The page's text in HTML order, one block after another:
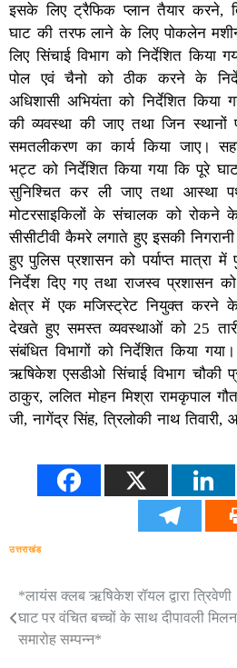
इसके लिए ट्रैफिक प्लान तैयार करने,
घाट की तरफ लाने के लिए पोकलेन
लिए सिंचाई विभाग को निर्देशित
पोल एवं चैनो को ठीक करने के
अधिशासी अभियंता को निर्देशित किया
की व्यवस्था की जाए तथा जिन
समतलीकरण का कार्य किया जाए।
भट्ट को निर्देशित किया गया कि पूरे
सुनिश्चित कर ली जाए तथा आस्था
मोटरसाइकिलों के संचालक को रोकने
सीसीटीवी कैमरे लगाते हुए इसकी
हुए पुलिस प्रशासन को पर्याप्त मात्रा
निर्देश दिए गए तथा राजस्व प्रशासन
क्षेत्र में एक मजिस्ट्रेट नियुक्त करने के
देखते हुए समस्त व्यवस्थाओं को 25
संबंधित विभागों को निर्देशित किया
ऋषिकेश एसडीओ सिंचाई विभाग चौकी
ठाकुर, ललित मोहन मिश्रा रामकृपाल
जी, नागेंद्र सिंह, त्रिलोकी नाथ तिवारी,
उत्तराखंड
Post
navigation
*लायंस क्लब ऋषिकेश रॉयल द्वारा त्रिवेणी
घाट पर वंचित बच्चों के साथ दीपावली मिलन
समारोह सम्पन्न*